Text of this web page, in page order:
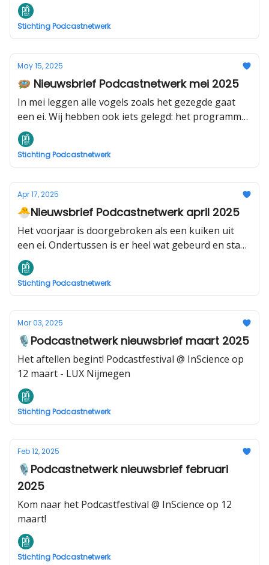
Stichting Podcastnetwerk
May 15, 2025
🪺 Nieuwsbrief Podcastnetwerk mei 2025
In mei leggen alle vogels zoals het gezegde gaat
een ei. Wij hebben ook iets gelegd: het programma
van de Podcastakademie 2025-2026! Deze brief
beschrijft wat er nieuw is komend jaar en hoe je
met korting deel kan nemen.
Stichting Podcastnetwerk
Apr 17, 2025
🐣Nieuwsbrief Podcastnetwerk april 2025
Het voorjaar is doorgebroken als een kuiken uit
een ei. Ondertussen is er heel wat gebeurd en staat
er weer genoeg op de planning!
Stichting Podcastnetwerk
Mar 03, 2025
🎙️Podcastnetwerk nieuwsbrief maart 2025
Het aftellen begint! Podcastfestival @ InScience op
12 maart - LUX Nijmegen
Stichting Podcastnetwerk
Feb 12, 2025
🎙️Podcastnetwerk nieuwsbrief februari
2025
Kom naar het Podcastfestival @ InScience op 12
maart!
Stichting Podcastnetwerk